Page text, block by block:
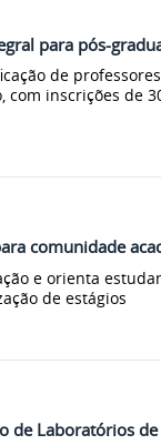
para pós-
de
com inscrições de
comunidade
e orienta
de estágios
de Laboratórios de